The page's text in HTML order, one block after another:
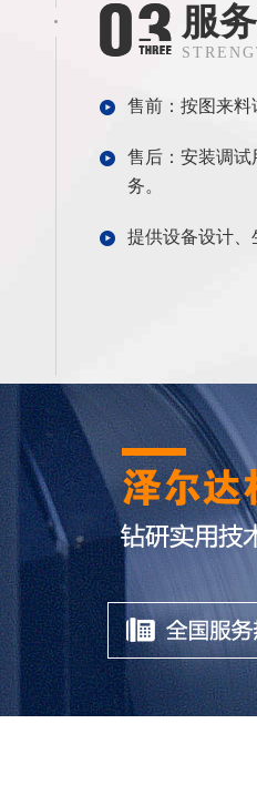
服
售前：按图来
售后：安装调试
务。
提供设备设计